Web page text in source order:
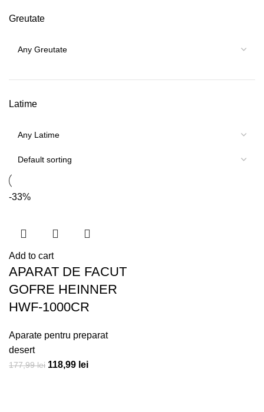
Greutate
Latime
-33%
Add to cart
APARAT DE FACUT
GOFRE HEINNER
HWF-1000CR
Aparate pentru preparat
desert
177,99lei 118,99 lei